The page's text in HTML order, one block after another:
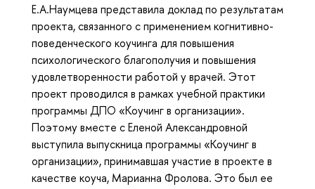
Е.А.Наумцева представила доклад по результатам
проекта, связанного с применением когнитивно-
поведенческого коучинга для повышения
психологического благополучия и повышения
удовлетворенности работой у врачей. Этот
проект проводился в рамках учебной практики
программы ДПО «Коучинг в организации».
Поэтому вместе с Еленой Александровной
выступила выпускница программы «Коучинг в
организации», принимавшая участие в проекте в
качестве коуча, Марианна Фролова. Это был ее